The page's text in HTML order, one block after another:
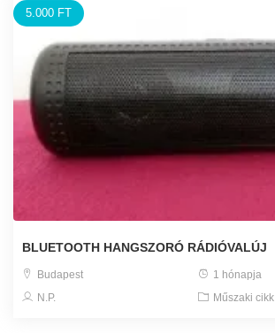
5.000 FT
BLUETOOTH HANGSZORÓ RÁDIÓVALÚJ
Budapest
1 hónapja
N.P.
Műszaki cikk